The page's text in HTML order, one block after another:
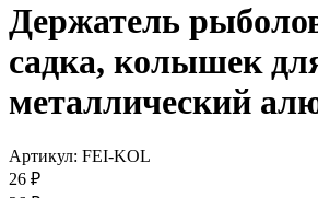
Держатель
садка, колышек
металлический
Артикул: FEI-KOL
26 ₽